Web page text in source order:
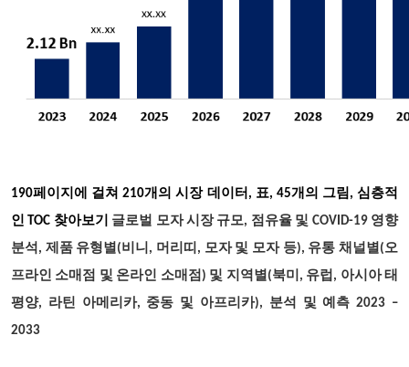
190페이지에 걸쳐 210개의 시장 데이터, 표, 45개의 그림, 심층적
인 TOC 찾아보기 글로벌 모자 시장 규모, 점유율 및 COVID-19 영향
분석, 제품 유형별(비니, 머리띠, 모자 및 모자 등), 유통 채널별(오
프라인 소매점 및 온라인 소매점) 및 지역별(북미, 유럽, 아시아 태
평양, 라틴 아메리카, 중동 및 아프리카), 분석 및 예측 2023 –
2033